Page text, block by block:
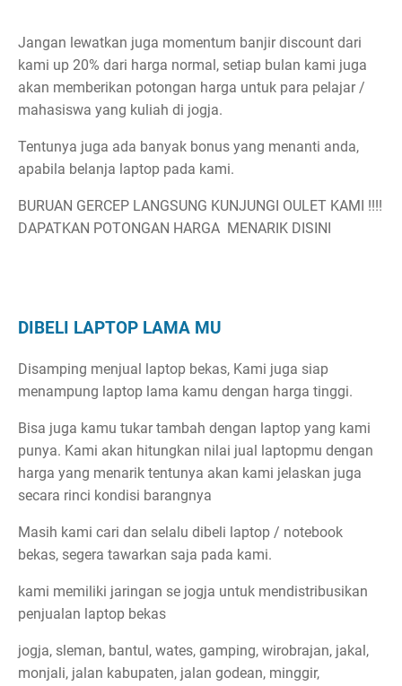
Jangan lewatkan juga momentum banjir discount dari
kami up 20% dari harga normal, setiap bulan kami juga
akan memberikan potongan harga untuk para pelajar /
mahasiswa yang kuliah di jogja.
Tentunya juga ada banyak bonus yang menanti anda,
apabila belanja laptop pada kami.
BURUAN GERCEP LANGSUNG KUNJUNGI OULET KAMI !!!!
DAPATKAN POTONGAN HARGA MENARIK DISINI
DIBELI LAPTOP LAMA MU
Disamping menjual laptop bekas, Kami juga siap
menampung laptop lama kamu dengan harga tinggi.
Bisa juga kamu tukar tambah dengan laptop yang kami
punya. Kami akan hitungkan nilai jual laptopmu dengan
harga yang menarik tentunya akan kami jelaskan juga
secara rinci kondisi barangnya
Masih kami cari dan selalu dibeli laptop / notebook
bekas, segera tawarkan saja pada kami.
kami memiliki jaringan se jogja untuk mendistribusikan
penjualan laptop bekas
jogja, sleman, bantul, wates, gamping, wirobrajan, jakal,
monjali, jalan kabupaten, jalan godean, minggir,